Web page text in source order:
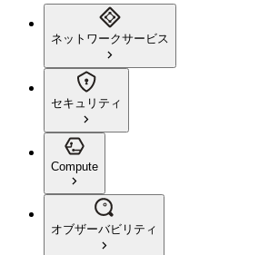
ネットワークサービス
セキュリティ
Compute
オブザーバビリティ